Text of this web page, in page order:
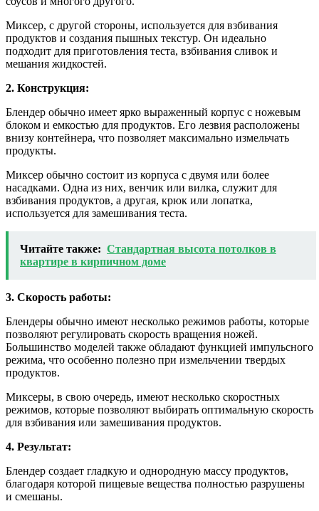
Миксер, с другой стороны, используется для взбивания
продуктов и создания пышных текстур. Он идеально
подходит для приготовления теста, взбивания сливок и
мешания жидкостей.
2. Конструкция:
Блендер обычно имеет ярко выраженный корпус с ножевым
блоком и емкостью для продуктов. Его лезвия расположены
внизу контейнера, что позволяет максимально измельчать
продукты.
Миксер обычно состоит из корпуса с двумя или более
насадками. Одна из них, венчик или вилка, служит для
взбивания продуктов, а другая, крюк или лопатка,
используется для замешивания теста.
Читайте также: Стандартная высота потолков в
квартире в кирпичном доме
3. Скорость работы:
Блендеры обычно имеют несколько режимов работы, которые
позволяют регулировать скорость вращения ножей.
Большинство моделей также обладают функцией импульсного
режима, что особенно полезно при измельчении твердых
продуктов.
Миксеры, в свою очередь, имеют несколько скоростных
режимов, которые позволяют выбирать оптимальную скорость
для взбивания или замешивания продуктов.
4. Результат:
Блендер создает гладкую и однородную массу продуктов,
благодаря которой пищевые вещества полностью разрушены
и смешаны.